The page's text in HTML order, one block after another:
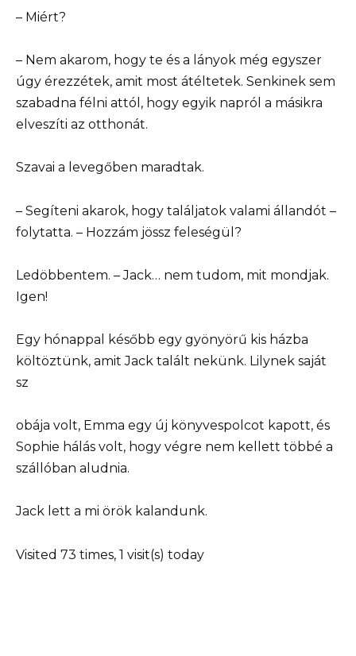
– Miért?
– Nem akarom, hogy te és a lányok még egyszer
úgy érezzétek, amit most átéltetek. Senkinek sem
szabadna félni attól, hogy egyik napról a másikra
elveszíti az otthonát.
Szavai a levegőben maradtak.
– Segíteni akarok, hogy találjatok valami állandót –
folytatta. – Hozzám jössz feleségül?
Ledöbbentem. – Jack… nem tudom, mit mondjak.
Igen!
Egy hónappal később egy gyönyörű kis házba
költöztünk, amit Jack talált nekünk. Lilynek saját
sz
obája volt, Emma egy új könyvespolcot kapott, és
Sophie hálás volt, hogy végre nem kellett többé a
szállóban aludnia.
Jack lett a mi örök kalandunk.
Visited 73 times, 1 visit(s) today